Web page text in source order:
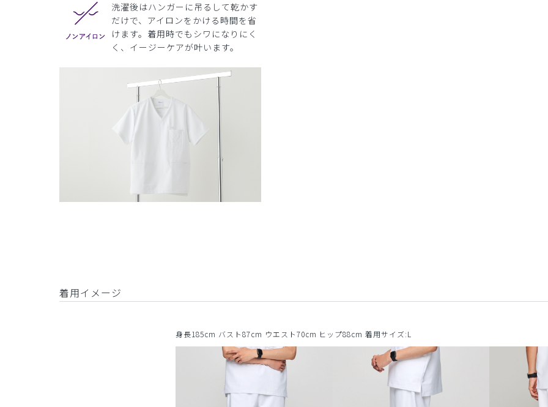
洗濯後はハンガーに吊るして乾かす
だけで、アイロンをかける時間を省
けます。着用時でもシワになりにく
く、イージーケアが叶います。
着用イメージ
身長185cm バスト87cm ウエスト70cm ヒップ88cm 着用サイズ:L